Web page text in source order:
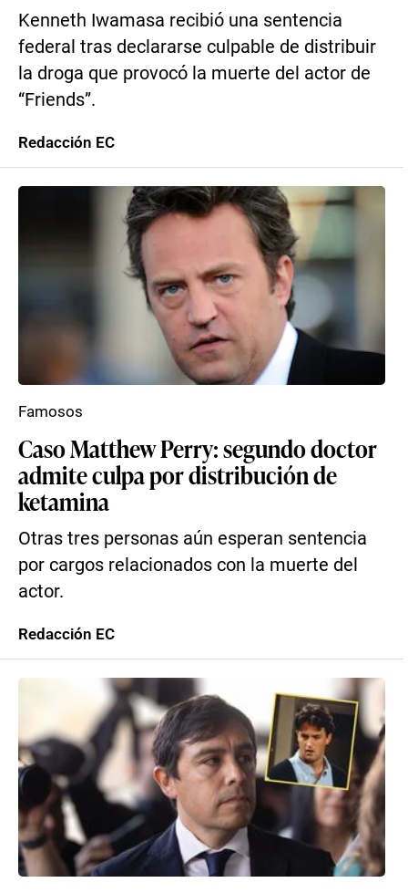
Kenneth Iwamasa recibió una sentencia
federal tras declararse culpable de distribuir
la droga que provocó la muerte del actor de
“Friends”.
Redacción EC
Caso Matthew Perry: segundo doctor
admite culpa por distribución de
ketamina
Otras tres personas aún esperan sentencia
por cargos relacionados con la muerte del
actor.
Famosos
Redacción EC